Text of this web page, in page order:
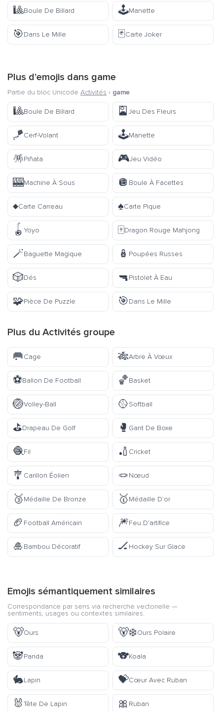
🎱Boule De Billard 🕹️Manette
🎯Dans Le Mille 🃏Carte Joker
Plus d'emojis dans game
Partie du bloc Unicode Activités › game
🎱Boule De Billard 🎴 Jeu Des Fleurs
🪁Cerf-Volant 🕹️Manette
🪅Piñata 🎮Jeu Vidéo
🎰Machine À Sous 🪩 Boule À Facettes
♦️Carte Carreau ♠️Carte Pique
🪀 Yoyo 🀄Dragon Rouge Mahjong
🪄Baguette Magique 🪆 Poupées Russes
🎲Dés 🔫Pistolet À Eau
🧩Pièce De Puzzle 🎯Dans Le Mille
Plus du Activités groupe
🥅Cage 🎋Arbre À Vœux
⚽Ballon De Football 🏀Basket
🏐Volley-Ball 🥎Softball
⛳Drapeau De Golf 🥊 Gant De Boxe
🧶Fil 🏏 Cricket
🎐 Carillon Éolien 🪢Nœud
🥉Médaille De Bronze 🥇Médaille D’or
🏈 Football Américain 🎆Feu D’artifice
🎍Bambou Décoratif 🏒Hockey Sur Glace
Emojis sémantiquement similaires
Correspondance par sens via recherche vectorielle —
sentiments, usages ou contextes similaires.
🐻Ours 🐻‍❄️Ours Polaire
🐼Panda 🐨Koala
🐇Lapin 💝Cœur Avec Ruban
🐰 Tête De Lapin 🎀 Ruban